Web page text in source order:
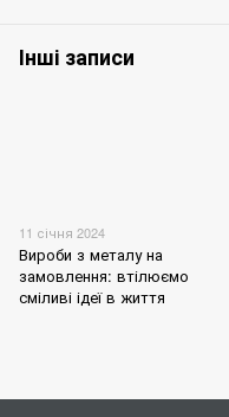
Інші записи
11 січня 2024
Вироби з металу на
замовлення: втілюємо
сміливі ідеї в життя